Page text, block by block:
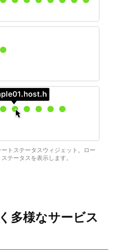
トステータスウィジェット。ロー
テータスを表示します。
多様なサービス